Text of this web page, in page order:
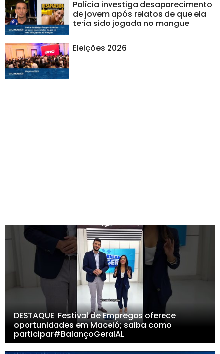
Polícia investiga desaparecimento
de jovem após relatos de que ela
teria sido jogada no mangue
Eleições 2026
DESTAQUE: Festival de Empregos oferece
oportunidades em Maceió; saiba como
participar#BalançoGeralAL